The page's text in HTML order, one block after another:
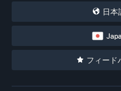
日本
フィード